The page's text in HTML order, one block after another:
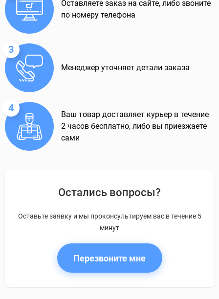
Оставляете заказ на сайте, либо звоните
по номеру телефона
3
Менеджер уточняет детали заказа
4
Ваш товар доставляет курьер в течение
2 часов бесплатно, либо вы приезжаете
сами
Остались вопросы?
Оставьте заявку и мы проконсультируем вас в течение 5
минут
Перезвоните мне